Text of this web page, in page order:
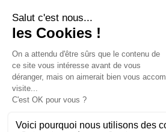
Vous êtes Xpert
Valider